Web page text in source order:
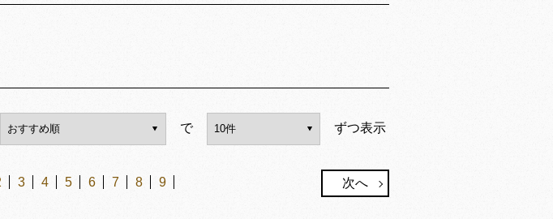
で ずつ表示
3 4 5 6 7 8 9 次へ